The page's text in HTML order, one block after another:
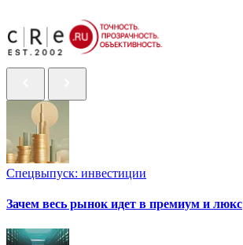
Спецвыпуск: инвестиции
Зачем весь рынок идет в премиум и люкс